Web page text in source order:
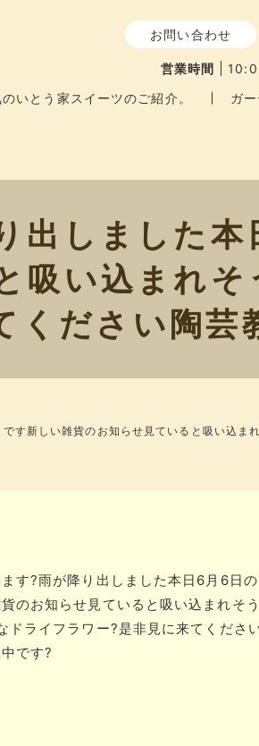
のいとう家スイーツのご紹介。 ガ
お問い合わせ
営業時間
出しました️
吸い込まれ
ください陶芸
す新しい雑貨のお知らせ見ていると吸い込ま
す?️雨が降り出しました️本日6月6日
のお知らせ見ていると吸い込まれそ
ドライフラワー?是非見に来てくださ
です️?